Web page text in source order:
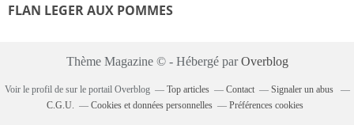
FLAN LEGER AUX POMMES
Thème Magazine © - Hébergé parOverblog
Voir le profil de sur le portail Overblog Top articles Contact
Signaler un abus
C.G.U.
Cookies et données personnelles Préférences cookies